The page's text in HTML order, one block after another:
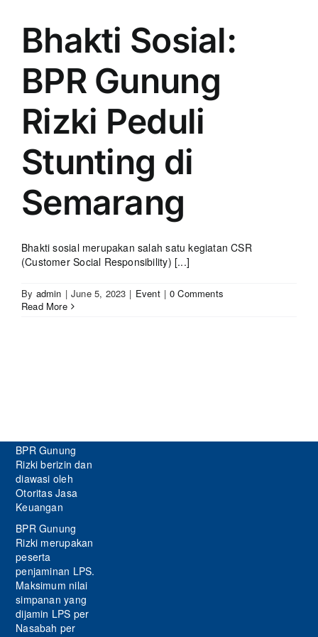
Bhakti Sosial:
BPR Gunung
Rizki Peduli
Stunting di
Semarang
Bhakti sosial merupakan salah satu kegiatan CSR
(Customer Social Responsibility) [...]
By admin | June 5, 2023 | Event | 0 Comments
Read More
BPR Gunung
Rizki berizin dan
diawasi oleh
Otoritas Jasa
Keuangan
BPR Gunung
Rizki merupakan
peserta
penjaminan LPS.
Maksimum nilai
simpanan yang
dijamin LPS per
Nasabah per